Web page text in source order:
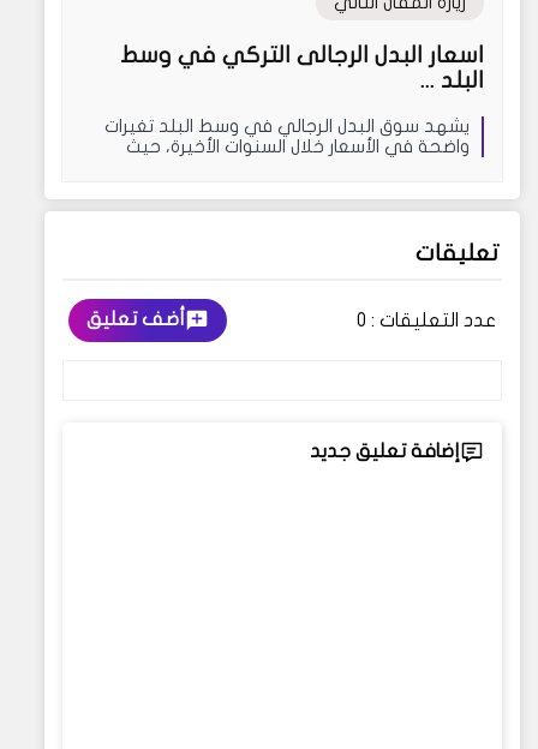
اسعار البدل الرجالى التركي في وسط
البلد ...
يشهد سوق البدل الرجالي في وسط البلد تغيرات
واضحة في الأسعار خلال السنوات الأخيرة، حيث
تعليقات
عدد التعليقات : 0 أضف تعليق
إضافة تعليق جديد